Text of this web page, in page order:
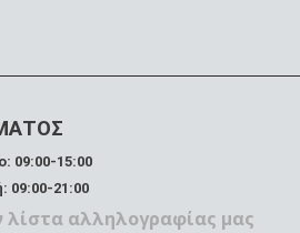
09:00-15:00
09:00-21:00
λίστα αλληλογραφίας μας